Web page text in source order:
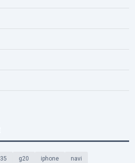
g20 iphone navi